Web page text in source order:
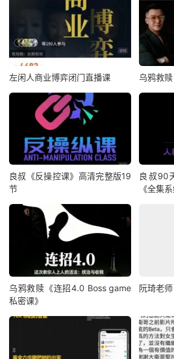
左闲人商业博弈闭门直播课 乌鸦救
良叔《反操控课》高清完整版19
节
良叔90
《全集
乌鸦救赎《连招4.0 Boss game
私密课》
阮琦老